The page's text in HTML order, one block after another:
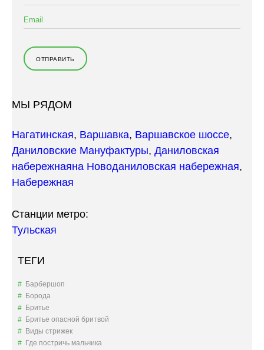
МЫ РЯДОМ
Нагатинская, Варшавка, Варшавское шоссе,
Даниловские Мануфактуры, Даниловская
набережнаяна Новоданиловская набережная,
Набережная
Станции метро:
Тульская
ТЕГИ
Барбершоп
Борода
Бритье
Бритье опасной бритвой
Виды стрижек
Где постричь мальчика